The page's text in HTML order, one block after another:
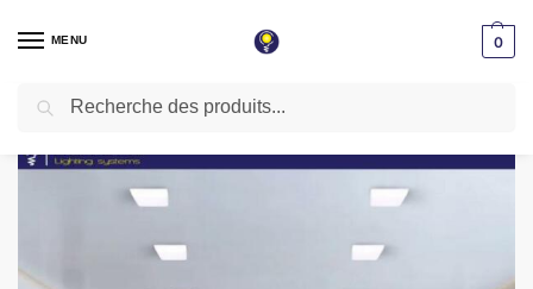
MENU 0
Accueil / Spot LED encastrable Spot led réglable en 3D